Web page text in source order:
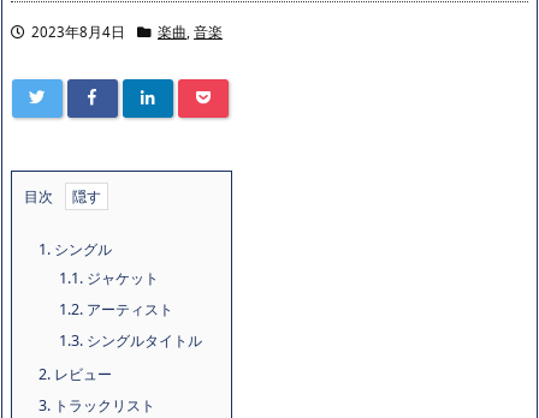
2023年8月4日 楽曲, 音楽
目次
1. シングル
1.1. ジャケット
1.2. アーティスト
1.3. シングルタイトル
2. レビュー
3. トラックリスト